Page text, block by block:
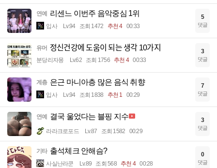
연예 리센느 이번주 음악중심 1위
입사 Lv.94 조회 1472 추천 4 00:33
5
댓글
유머 정신건강에 도움이 되는 생각 10가지
분당리자몽 Lv.62 조회 1756 추천 4 00:33
3
댓글
계층 은근 마니아층 많은 음식 취향
입사 Lv.94 조회 1838 추천 1 00:29
7
댓글
연예 결국 울었다는 블핑 지수
라라크로포드 Lv.87 조회 1582 00:29
3
댓글
기타 출석체크 안해슴?
사실난라쿤 Lv.89 조회 568 추천 4 00:28
0
댓글